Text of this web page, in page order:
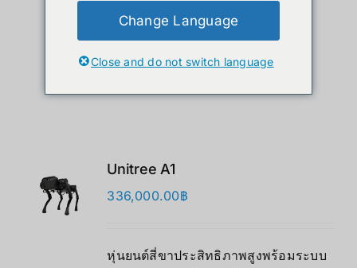
Show24 Products
Unitree A1
336,000.00฿
หุ่นยนต์สี่ขาประสิทธิภาพสูงพร้อมระบบ
Change Language
Close and do not switch language